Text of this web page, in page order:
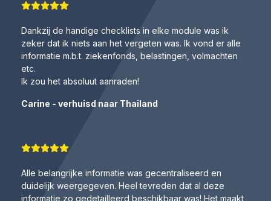
Dankzij de handige checklists in elke module was ik
zeker dat ik niets aan het vergeten was. Ik vond er alle
informatie m.b.t. ziekenfonds, belastingen, volmachten
etc.
Ik zou het absoluut aanraden!
Carine - verhuisd naar Thailand
Alle belangrijke informatie was gecentraliseerd en
duidelijk weergegeven. Heel tevreden dat al deze
informatie zo gedetailleerd beschikbaar was! Het maakt